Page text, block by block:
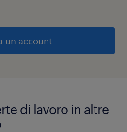
un account
di lavoro in altre